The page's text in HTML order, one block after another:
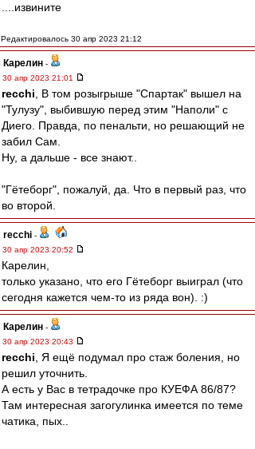
....извините
Редактировалось 30 апр 2023 21:12
Карелин -
30 апр 2023 21:01
recchi , В том розыгрыше "Спартак" вышел на
"Тулузу", выбившую перед этим "Наполи" с
Диего. Правда, по пенальти, но решающий не
забил Сам.
Ну, а дальше - все знают..
"Гётеборг", пожалуй, да. Что в первый раз, что
во второй.
recchi -
30 апр 2023 20:52
Карелин,
только указано, что его Гётеборг выиграл (что
сегодня кажется чем-то из ряда вон). :)
Карелин -
30 апр 2023 20:43
recchi , Я ещё подумал про стаж боления, но
решил уточнить.
А есть у Вас в тетрадочке про КУЕФА 86/87?
Там интересная загогулинка имеется по теме
чатика, пых..